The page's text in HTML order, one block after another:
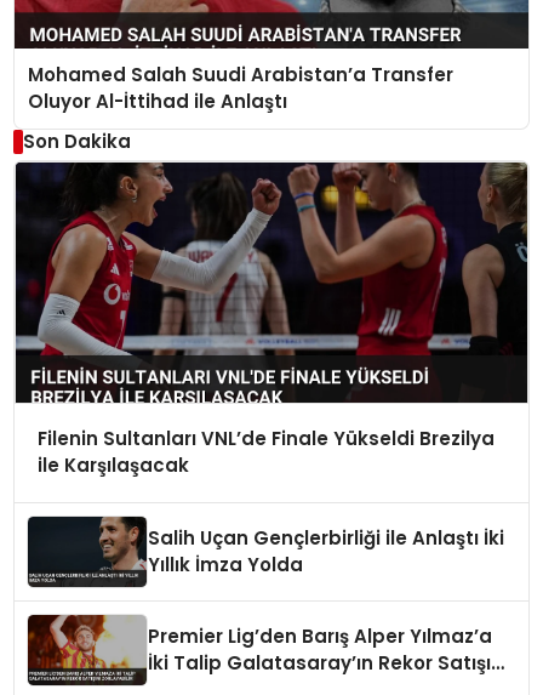
Mohamed Salah Suudi Arabistan’a Transfer
Oluyor Al-İttihad ile Anlaştı
Son Dakika
Filenin Sultanları VNL’de Finale Yükseldi Brezilya
ile Karşılaşacak
Salih Uçan Gençlerbirliği ile Anlaştı İki
Yıllık İmza Yolda
Premier Lig’den Barış Alper Yılmaz’a
İki Talip Galatasaray’ın Rekor Satışını